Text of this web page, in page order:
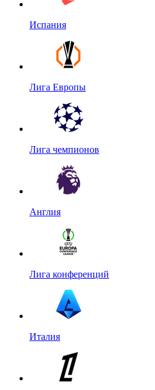
Испания
Лига Европы
Лига чемпионов
Англия
Лига конференций
Италия